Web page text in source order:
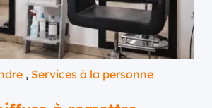
, Services à la personne